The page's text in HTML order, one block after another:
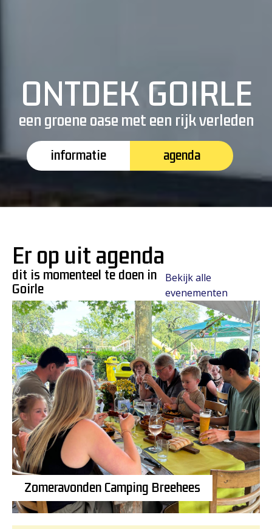
ONTDEK GOIRLE
een groene oase met een rijk verleden
informatie agenda
Er op uit agenda
dit is momenteel te doen in
Goirle
Bekijk alle
evenementen
Zomeravonden Camping Breehees